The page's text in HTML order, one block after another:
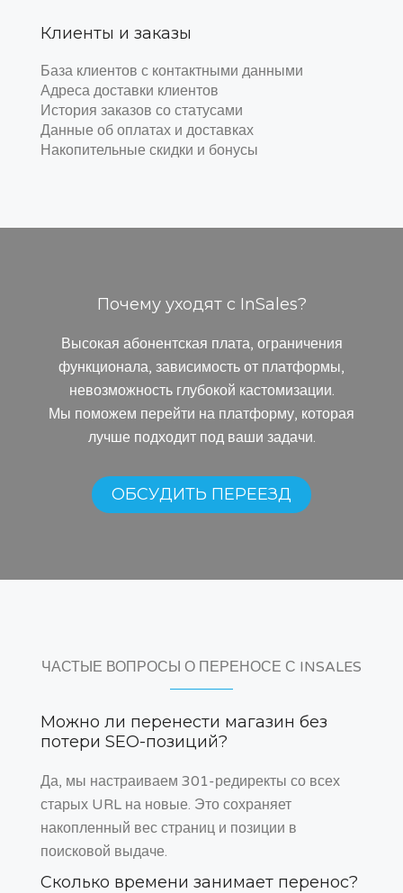
Клиенты и заказы
База клиентов с контактными данными
Адреса доставки клиентов
История заказов со статусами
Данные об оплатах и доставках
Накопительные скидки и бонусы
Почему уходят с InSales?
Высокая абонентская плата, ограничения
функционала, зависимость от платформы,
невозможность глубокой кастомизации.
Мы поможем перейти на платформу, которая
лучше подходит под ваши задачи.
ОБСУДИТЬ ПЕРЕЕЗД
ЧАСТЫЕ ВОПРОСЫ О ПЕРЕНОСЕ С INSALES
Можно ли перенести магазин без
потери SEO-позиций?
Да, мы настраиваем 301-редиректы со всех
старых URL на новые. Это сохраняет
накопленный вес страниц и позиции в
поисковой выдаче.
Сколько времени занимает перенос?